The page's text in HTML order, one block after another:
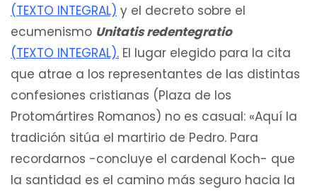
(TEXTO INTEGRAL) y el decreto sobre el
ecumenismo Unitatis redentegratio
(TEXTO INTEGRAL). El lugar elegido para la cita
que atrae a los representantes de las distintas
confesiones cristianas (Plaza de los
Protomártires Romanos) no es casual: «Aquí la
tradición sitúa el martirio de Pedro. Para
recordarnos -concluye el cardenal Koch- que
la santidad es el camino más seguro hacia la